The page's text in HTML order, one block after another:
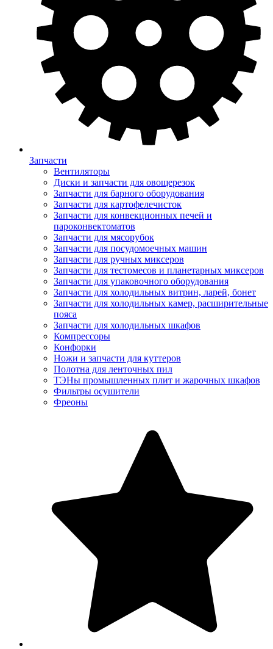
Запчасти
Вентиляторы
Диски и запчасти для овощерезок
Запчасти для барного оборудования
Запчасти для картофелечисток
Запчасти для конвекционных печей и
пароконвектоматов
Запчасти для мясорубок
Запчасти для посудомоечных машин
Запчасти для ручных миксеров
Запчасти для тестомесов и планетарных миксеров
Запчасти для упаковочного оборудования
Запчасти для холодильных витрин, ларей, бонет
Запчасти для холодильных камер, расширительные
пояса
Запчасти для холодильных шкафов
Компрессоры
Конфорки
Ножи и запчасти для куттеров
Полотна для ленточных пил
ТЭНы промышленных плит и жарочных шкафов
Фильтры осушители
Фреоны